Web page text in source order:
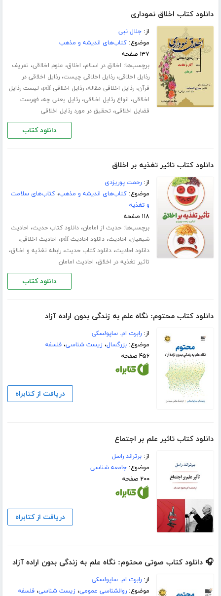
دانلود کتاب اخلاق نموداری
از:جلال نبی
موضوع:کتاب‌های اندیشه و مذهب
۱۳۷ صفحه
برچسب‌ها: اخلاق در اسلام، اخلاق، علوم اخلاقی، تعریف
رذایل اخلاقی،رذایل اخلاقی چیست،رذایل اخلاقی در
قرآن،رذایل اخلاقی مقاله،رذایل اخلاقی pdf ، لیست رذایل
اخلاقی، انواع رذایل اخلاقی،رذایل یعنی چه، فهرست
فضایل اخلاقی، تحقیق در مورد رذایل اخلاقی
دانلود کتاب
دانلود کتاب تاثیر تغذیه بر اخلاق
از:رحمت پوریزدی
موضوع:کتاب‌های اندیشه و مذهب،کتاب‌های سلامت
و تغذیه
۱۱۸ صفحه
برچسب‌ها:حدیث از امامان،دانلود کتاب حدیث، احادیث
شیعیان، احادیث،دانلود احادیث pdf ، احادیث اخلاقی،
دانلود احادیث،دانلود کتاب حدیث،رابطه تغذیه و اخلاق،
تاثیر تغذیه در اخلاق، احادیث امامان
دانلود کتاب
دانلود کتاب محتوم: نگاه علم به زندگی بدون اراده آزاد
از:رابرت ام. ساپولسکی
موضوع:بزرگسال،زیست شناسی،فلسفه
۴۵۶ صفحه
دریافت از کتابراه
دانلود کتاب تاثیر علم بر اجتماع
از:برتراند راسل
موضوع:جامعه شناسی
۲۰۰ صفحه
دریافت از کتابراه
🎧 دانلود کتاب صوتی محتوم: نگاه علم به زندگی بدون اراده آزاد
از:رابرت ام. ساپولسکی
موضوع:روانشناسی عمومی،زیست شناسی،فلسفه